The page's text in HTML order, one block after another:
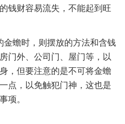
钱财容易流失，不能起到旺
金蟾时，则摆放的方法和含钱
门外、公司门、屋门等，以
，但要注意的是不可将金蟾
点，以免触犯门神，这也是
项。